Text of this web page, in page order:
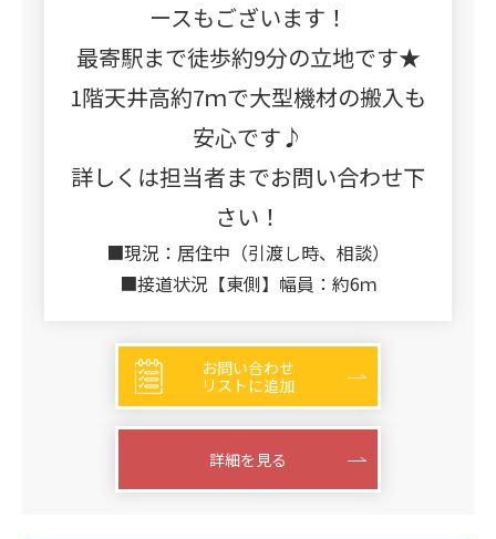
ースもございます！
最寄駅まで徒歩約9分の立地です★
1階天井高約7ｍで大型機材の搬入も
安心です♪
詳しくは担当者までお問い合わせ下
さい！
■現況：居住中（引渡し時、相談）
■接道状況【東側】幅員：約6ｍ
お問い合わせ
リストに追加
詳細を見る